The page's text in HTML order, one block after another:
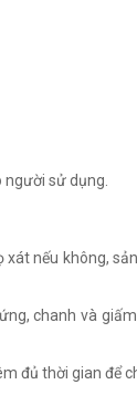
sử dụng.
nếu không,
chanh và
đủ thời gian để